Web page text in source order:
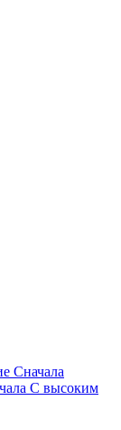
Сначала
С высоким